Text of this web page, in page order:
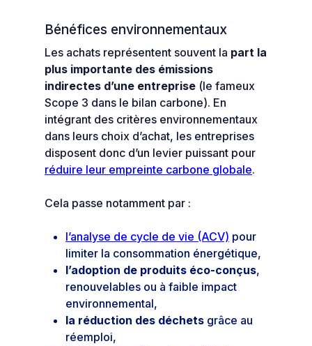
Bénéfices environnementaux
Les achats représentent souvent la part la
plus importante des émissions
indirectes d’une entreprise (le fameux
Scope 3 dans le bilan carbone). En
intégrant des critères environnementaux
dans leurs choix d’achat, les entreprises
disposent donc d’un levier puissant pour
réduire leur empreinte carbone globale.
Cela passe notamment par :
l’analyse de cycle de vie (ACV) pour
limiter la consommation énergétique,
l’adoption de produits éco-conçus,
renouvelables ou à faible impact
environnemental,
la réduction des déchets grâce au
réemploi,